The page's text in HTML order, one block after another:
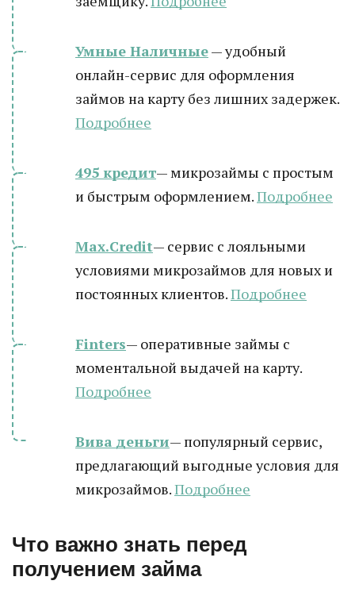
Умные Наличные— удобный
онлайн-сервис для оформления
займов на карту без лишних задержек.
Подробнее
495 кредит— микрозаймы с простым
и быстрым оформлением.Подробнее
Max.Credit— сервис с лояльными
условиями микрозаймов для новых и
постоянных клиентов.Подробнее
Finters— оперативные займы с
моментальной выдачей на карту.
Подробнее
Вива деньги— популярный сервис,
предлагающий выгодные условия для
микрозаймов.Подробнее
Что важно знать перед
получением займа